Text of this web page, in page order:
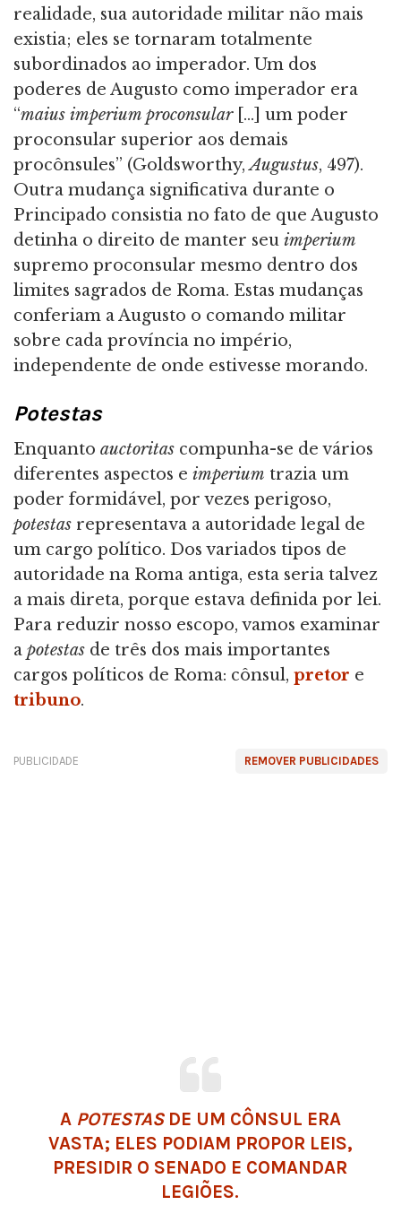
realidade, sua autoridade militar não mais
existia; eles se tornaram totalmente
subordinados ao imperador. Um dos
poderes de Augusto como imperador era
“maius imperium proconsular[...] um poder
proconsular superior aos demais
procônsules” (Goldsworthy,Augustus, 497).
Outra mudança significativa durante o
Principado consistia no fato de que Augusto
detinha o direito de manter seu imperium
supremo proconsular mesmo dentro dos
limites sagrados de Roma. Estas mudanças
conferiam a Augusto o comando militar
sobre cada província no império,
independente de onde estivesse morando.
Potestas
Enquanto auctoritas compunha-se de vários
diferentes aspectos e imperium trazia um
poder formidável, por vezes perigoso,
potestas representava a autoridade legal de
um cargo político. Dos variados tipos de
autoridade na Roma antiga, esta seria talvez
a mais direta, porque estava definida por lei.
Para reduzir nosso escopo, vamos examinar
a potestas de três dos mais importantes
cargos políticos de Roma: cônsul, pretor e
tribuno.
REMOVER PUBLICIDADES
PUBLICIDADE
A POTESTASDE UM CÔNSUL ERA
VASTA; ELES PODIAM PROPOR LEIS,
PRESIDIR O SENADO E COMANDAR
LEGIÕES.